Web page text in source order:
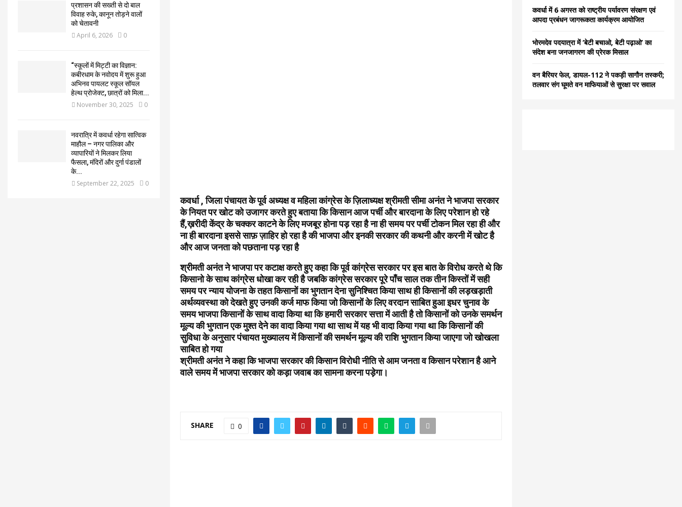
कवर्धा , जिला पंचायत के पूर्व अध्यक्ष व महिला कांग्रेस के ज़िलाध्यक्ष श्रीमती सीमा अनंत ने भाजपा सरकार
के नियत पर खोट को उजागर करते हुए बताया कि किसान आज पर्ची और बारदाना के लिए परेशान हो रहे
हैं,ख़रीदी केंद्र के चक्कर काटने के लिए मजबूर होना पड़ रहा है ना ही समय पर पर्ची टोकन मिल रहा ही और
ना ही बारदाना इससे साफ़ ज़ाहिर हो रहा है की भाजपा और इनकी सरकार की कथनी और करनी में खोट है
और आज जनता को पछताना पड़ रहा है
श्रीमती अनंत ने भाजपा पर कटाक्ष करते हुए कहा कि पूर्व कांग्रेस सरकार पर इस बात के विरोध करते थे कि
किसानो के साथ कांग्रेस धोखा कर रही है जबकि कांग्रेस सरकार पूरे पाँच साल तक तीन किस्तों में सही
समय पर न्याय योजना के तहत किसानों का भुगतान देना सुनिश्चित किया साथ ही किसानों की लड़खड़ाती
अर्थव्यवस्था को देखते हुए उनकी कर्ज माफ किया जो किसानों के लिए वरदान साबित हुआ इधर चुनाव के
समय भाजपा किसानों के साथ वादा किया था कि हमारी सरकार सत्ता में आती है तो किसानों को उनके समर्थन
मूल्य की भुगतान एक मुश्त देने का वादा किया गया था साथ में यह भी वादा किया गया था कि किसानों की
सुविधा के अनुसार पंचायत मुख्यालय में किसानों की समर्थन मूल्य की राशि भुगतान किया जाएगा जो खोखला
साबित हो गया
श्रीमती अनंत ने कहा कि भाजपा सरकार की किसान विरोधी नीति से आम जनता व किसान परेशान है आने
वाले समय में भाजपा सरकार को कड़ा जवाब का सामना करना पड़ेगा।
SHARE 0
प्रशासन की सख्ती से दो बाल
विवाह रुके, कानून तोड़ने वालों
को चेतावनी
April 6, 2026 0
“स्कूलों में मिट्टी का विज्ञान:
कबीरधाम के नवोदय में शुरू हुआ
अभिनव पायलट स्कूल सॉयल
हेल्थ प्रोजेक्ट, छात्रों को मिला...
November 30, 2025 0
नवरात्रि में कवर्धा रहेगा सात्विक
माहौल – नगर पालिका और
व्यापारियों ने मिलकर लिया
फैसला, मंदिरों और दुर्गा पंडालों
के...
September 22, 2025 0
कवर्धा में 6 अगस्त को राष्ट्रीय पर्यावरण संरक्षण एवं
आपदा प्रबंधन जागरूकता कार्यक्रम आयोजित
भोरमदेव पदयात्रा में ‘बेटी बचाओ, बेटी पढ़ाओ’ का
संदेश बना जनजागरण की प्रेरक मिसाल
वन बैरियर फेल, डायल-112 ने पकड़ी सागौन तस्करी;
तलवार संग घूमते वन माफियाओं से सुरक्षा पर सवाल